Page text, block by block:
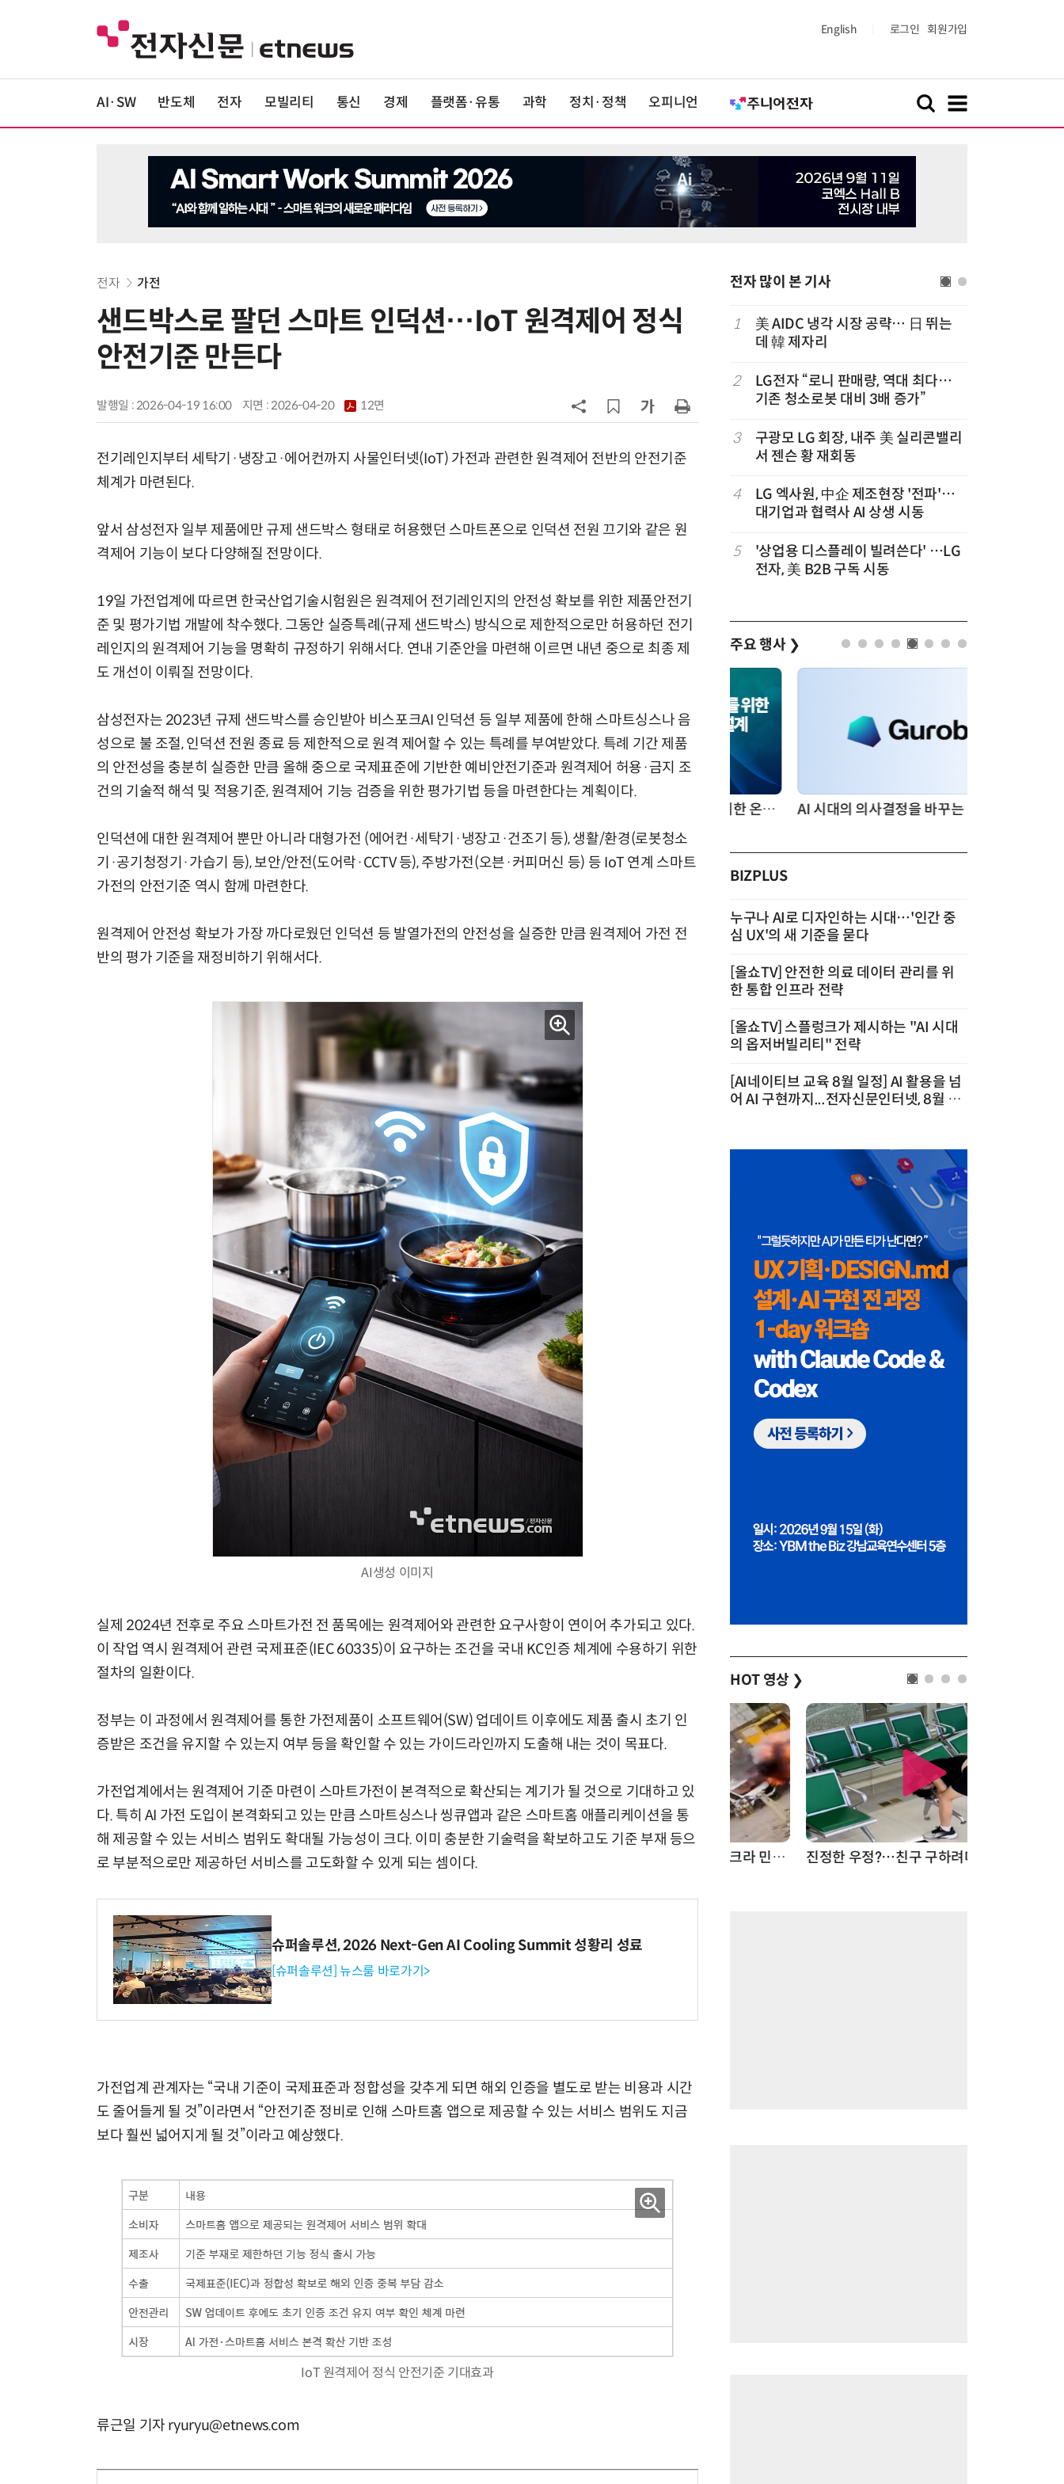
English 로그인 회원가입
AI·SW 반도체 전자 모빌리티 통신 경제 플랫폼·유통 과학 정치·정책 오피니언
전자 가전
샌드박스로 팔던 스마트 인덕션…IoT 원격제어 정식
안전기준 만든다
발행일 : 2026-04-19 16:00 지면 :2026-04-20 12면
전기레인지부터 세탁기·냉장고·에어컨까지 사물인터넷(IoT) 가전과 관련한 원격제어 전반의 안전기준
체계가 마련된다.
앞서 삼성전자 일부 제품에만 규제 샌드박스 형태로 허용했던 스마트폰으로 인덕션 전원 끄기와 같은 원
격제어 기능이 보다 다양해질 전망이다.
19일 가전업계에 따르면 한국산업기술시험원은 원격제어 전기레인지의 안전성 확보를 위한 제품안전기
준 및 평가기법 개발에 착수했다. 그동안 실증특례(규제 샌드박스) 방식으로 제한적으로만 허용하던 전기
레인지의 원격제어 기능을 명확히 규정하기 위해서다. 연내 기준안을 마련해 이르면 내년 중으로 최종 제
도 개선이 이뤄질 전망이다.
삼성전자는 2023년 규제 샌드박스를 승인받아 비스포크AI 인덕션 등 일부 제품에 한해 스마트싱스나 음
성으로 불 조절, 인덕션 전원 종료 등 제한적으로 원격 제어할 수 있는 특례를 부여받았다. 특례 기간 제품
의 안전성을 충분히 실증한 만큼 올해 중으로 국제표준에 기반한 예비안전기준과 원격제어 허용·금지 조
건의 기술적 해석 및 적용기준, 원격제어 기능 검증을 위한 평가기법 등을 마련한다는 계획이다.
인덕션에 대한 원격제어 뿐만 아니라 대형가전 (에어컨·세탁기·냉장고·건조기 등), 생활/환경(로봇청소
기·공기청정기·가습기 등), 보안/안전(도어락·CCTV 등), 주방가전(오븐·커피머신 등) 등 IoT 연계 스마트
가전의 안전기준 역시 함께 마련한다.
원격제어 안전성 확보가 가장 까다로웠던 인덕션 등 발열가전의 안전성을 실증한 만큼 원격제어 가전 전
반의 평가 기준을 재정비하기 위해서다.
AI생성 이미지
실제 2024년 전후로 주요 스마트가전 전 품목에는 원격제어와 관련한 요구사항이 연이어 추가되고 있다.
이 작업 역시 원격제어 관련 국제표준(IEC 60335)이 요구하는 조건을 국내 KC인증 체계에 수용하기 위한
절차의 일환이다.
정부는 이 과정에서 원격제어를 통한 가전제품이 소프트웨어(SW) 업데이트 이후에도 제품 출시 초기 인
증받은 조건을 유지할 수 있는지 여부 등을 확인할 수 있는 가이드라인까지 도출해 내는 것이 목표다.
가전업계에서는 원격제어 기준 마련이 스마트가전이 본격적으로 확산되는 계기가 될 것으로 기대하고 있
다. 특히 AI 가전 도입이 본격화되고 있는 만큼 스마트싱스나 씽큐앱과 같은 스마트홈 애플리케이션을 통
해 제공할 수 있는 서비스 범위도 확대될 가능성이 크다. 이미 충분한 기술력을 확보하고도 기준 부재 등으
로 부분적으로만 제공하던 서비스를 고도화할 수 있게 되는 셈이다.
슈퍼솔루션, 2026 Next-Gen AI Cooling Summit 성황리 성료
[슈퍼솔루션] 뉴스룸 바로가기>
가전업계 관계자는 “국내 기준이 국제표준과 정합성을 갖추게 되면 해외 인증을 별도로 받는 비용과 시간
도 줄어들게 될 것”이라면서 “안전기준 정비로 인해 스마트홈 앱으로 제공할 수 있는 서비스 범위도 지금
보다 훨씬 넓어지게 될 것”이라고 예상했다.
IoT 원격제어 정식 안전기준 기대효과
류근일 기자 ryuryu@etnews.com
전자 많이 본 기사
6
'게이밍위크' 삼성전자-LG전자 유럽
주가 부양 '총력전'
지 대응을
1
美 AIDC 냉각 시장 공략… 日 뛰는
데 韓 제자리
2
LG전자 “로니 판매량, 역대 최다…
기존 청소로봇 대비 3배 증가”
3
구광모 LG 회장, 내주 美 실리콘밸리
서 젠슨 황 재회동
4
LG 엑사원, 中企 제조현장 '전파'…
대기업과 협력사 AI 상생 시동
5
'상업용 디스플레이 빌려쓴다' …LG
전자, 美 B2B 구독 시동
주요 행사 ❯
AI 시대의 의사결정을 바꾸는 수리최적화(Optimization): 실제 산업 적용 사례와 활용 전략
BIZPLUS
누구나 AI로 디자인하는 시대…'인간 중
심 UX'의 새 기준을 묻다
[올쇼TV] 안전한 의료 데이터 관리를 위
한 통합 인프라 전략
[올쇼TV] 스플렁크가 제시하는 "AI 시대
의 옵저버빌리티" 전략
[AI네이티브 교육 8월 일정] AI 활용을 넘
어 AI 구현까지...전자신문인터넷, 8월 실
HOT 영상 ❯
진정한 우정?…친구 구하려다 둘 다 의자 틈에 목이 낀 순간